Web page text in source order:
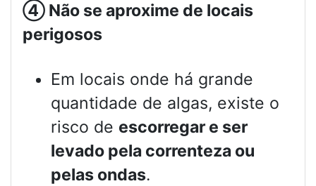
④ Não se aproxime de locais
perigosos
Em locais onde há grande
quantidade de algas, existe o
risco de escorregar e ser
levado pela correnteza ou
pelas ondas.